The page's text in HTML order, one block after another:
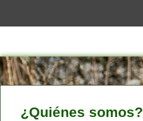
¿Quiénes somos?